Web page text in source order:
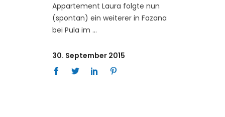
Appartement Laura folgte nun
(spontan) ein weiterer in Fazana
bei Pula im
30. September 2015